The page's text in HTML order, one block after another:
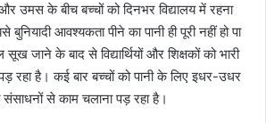
उमस के बीच बच्चों को दिनभर विद्यालय में रहना
आवश्यकता पीने का पानी ही पूरी नहीं हो पा
सूख जाने के बाद से विद्यार्थियों और शिक्षकों को भारी
रहा है। कई बार बच्चों को पानी के लिए इधर-उधर
से काम चलाना पड़ रहा है।